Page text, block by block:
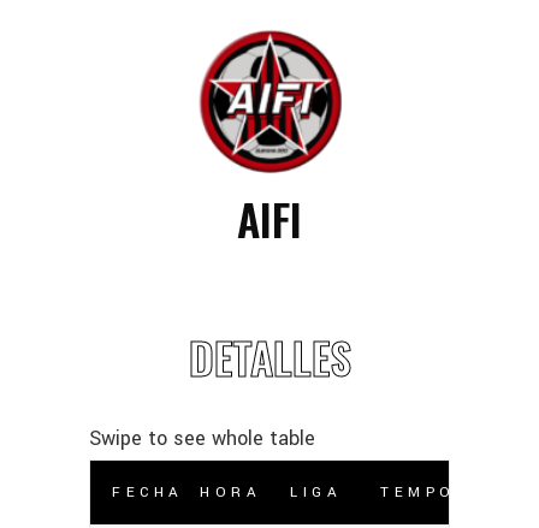
AIFI
DETALLES
FECHA HORA LIGA TEMPORADA